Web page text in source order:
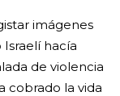
imágenes
hacía
de violencia
cobrado la vida